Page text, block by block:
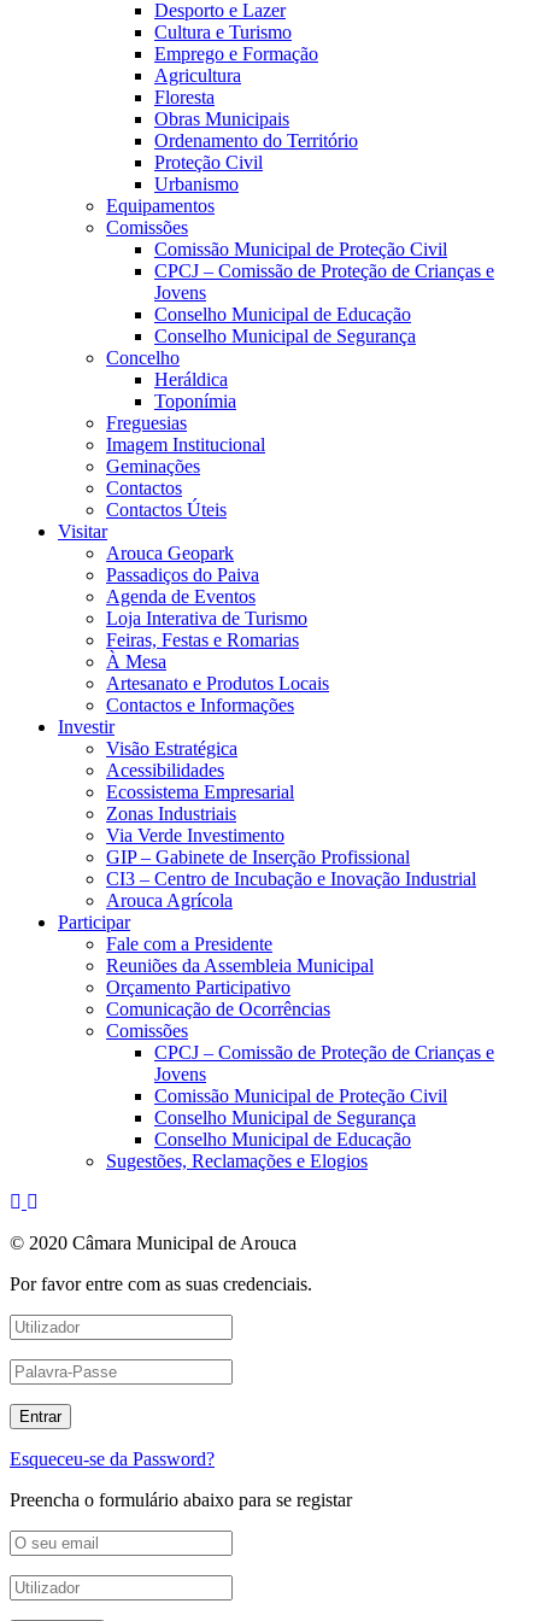
Desporto e Lazer
Cultura e Turismo
Emprego e Formação
Agricultura
Floresta
Obras Municipais
Ordenamento do Território
Proteção Civil
Urbanismo
Equipamentos
Comissões
Comissão Municipal de Proteção Civil
CPCJ – Comissão de Proteção de Crianças e
Jovens
Conselho Municipal de Educação
Conselho Municipal de Segurança
Concelho
Heráldica
Toponímia
Freguesias
Imagem Institucional
Geminações
Contactos
Contactos Úteis
Visitar
Arouca Geopark
Passadiços do Paiva
Agenda de Eventos
Loja Interativa de Turismo
Feiras, Festas e Romarias
À Mesa
Artesanato e Produtos Locais
Contactos e Informações
Investir
Visão Estratégica
Acessibilidades
Ecossistema Empresarial
Zonas Industriais
Via Verde Investimento
GIP – Gabinete de Inserção Profissional
CI3 – Centro de Incubação e Inovação Industrial
Arouca Agrícola
Participar
Fale com a Presidente
Reuniões da Assembleia Municipal
Orçamento Participativo
Comunicação de Ocorrências
Comissões
CPCJ – Comissão de Proteção de Crianças e
Jovens
Comissão Municipal de Proteção Civil
Conselho Municipal de Segurança
Conselho Municipal de Educação
Sugestões, Reclamações e Elogios
© 2020 Câmara Municipal de Arouca
Por favor entre com as suas credenciais.
Esqueceu-se da Password?
Preencha o formulário abaixo para se registar